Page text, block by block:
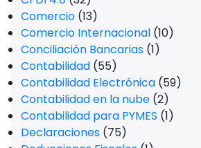
Comercio (13)
Comercio Internacional (10)
Conciliación Bancarias (1)
Contabilidad (55)
Contabilidad Electrónica (59)
Contabilidad en la nube (2)
Contabilidad para PYMES (1)
Declaraciones (75)